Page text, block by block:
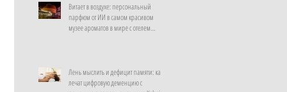
Витает в воздухе: персональный
парфюм от ИИ в самом красивом
музее ароматов в мире с отелем
Лень мыслить и дефицит памяти: как
лечат цифровую деменцию с